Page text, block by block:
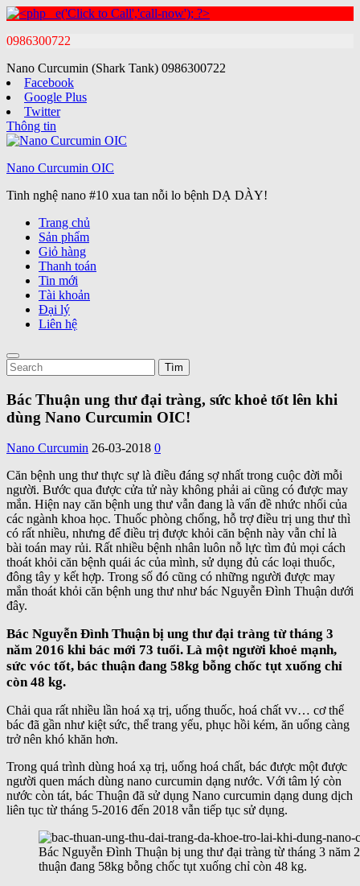
0986300722
Nano Curcumin (Shark Tank) 0986300722
Facebook
Google Plus
Twitter
Thông tin
Nano Curcumin OIC
Tinh nghệ nano #10 xua tan nỗi lo bệnh DẠ DÀY!
Trang chủ
Sản phẩm
Giỏ hàng
Thanh toán
Tin mới
Tài khoản
Đại lý
Liên hệ
Bác Thuận ung thư đại tràng, sức khoẻ tốt lên khi
dùng Nano Curcumin OIC!
Nano Curcumin 26-03-2018 0
Căn bệnh ung thư thực sự là điều đáng sợ nhất trong cuộc đời mỗi
người. Bước qua được cửa tử này không phải ai cũng có được may
mắn. Hiện nay căn bệnh ung thư vẫn đang là vấn đề nhức nhối của
các ngành khoa học. Thuốc phòng chống, hỗ trợ điều trị ung thư thì
có rất nhiều, nhưng để điều trị được khỏi căn bệnh này vẫn chỉ là
bài toán may rủi. Rất nhiều bệnh nhân luôn nỗ lực tìm đủ mọi cách
thoát khỏi căn bệnh quái ác của mình, sử dụng đủ các loại thuốc,
đông tây y kết hợp. Trong số đó cũng có những người được may
mắn thoát khỏi căn bệnh ung thư như bác Nguyễn Đình Thuận dưới
đây.
Bác Nguyễn Đình Thuận bị ung thư đại tràng từ tháng 3
năm 2016 khi bác mới 73 tuổi. Là một người khoẻ mạnh,
sức vóc tốt, bác thuận đang 58kg bỗng chốc tụt xuống chỉ
còn 48 kg.
Chải qua rất nhiều lần hoá xạ trị, uống thuốc, hoá chất vv… cơ thể
bác đã gần như kiệt sức, thể trang yếu, phục hồi kém, ăn uống càng
trở nên khó khăn hơn.
Trong quá trình dùng hoá xạ trị, uống hoá chất, bác được một được
người quen mách dùng nano curcumin dạng nước. Với tâm lý còn
nước còn tát, bác Thuận đã sử dụng Nano curcumin dạng dung dịch
liên tục từ tháng 5-2016 đến 2018 vẫn tiếp tục sử dụng.
Bác Nguyễn Đình Thuận bị ung thư đại tràng từ tháng 3 năm
thuận đang 58kg bỗng chốc tụt xuống chỉ còn 48 kg.